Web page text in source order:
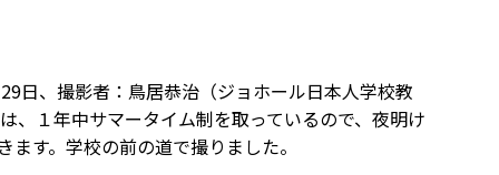
日、撮影者：鳥居恭治（ジョホール日本人学校教
、１年中サマータイム制を取っているので、夜明け
す。学校の前の道で撮りました。